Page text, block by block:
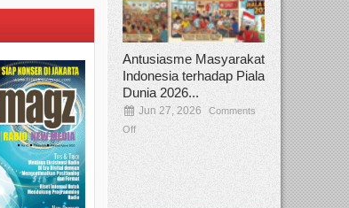
Antusiasme Masyarakat
Indonesia terhadap Piala
Dunia 2026...
Jun 27, 2026
Comments
Off